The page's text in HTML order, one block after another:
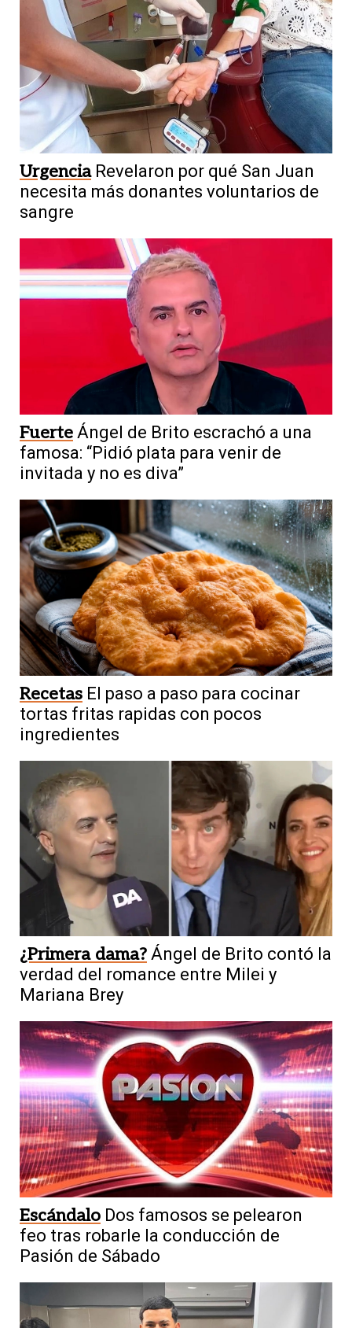
Urgencia Revelaron por qué San Juan
necesita más donantes voluntarios de
sangre
Fuerte Ángel de Brito escrachó a una
famosa: “Pidió plata para venir de
invitada y no es diva”
Recetas El paso a paso para cocinar
tortas fritas rapidas con pocos
ingredientes
¿Primera dama? Ángel de Brito contó la
verdad del romance entre Milei y
Mariana Brey
Escándalo Dos famosos se pelearon
feo tras robarle la conducción de
Pasión de Sábado